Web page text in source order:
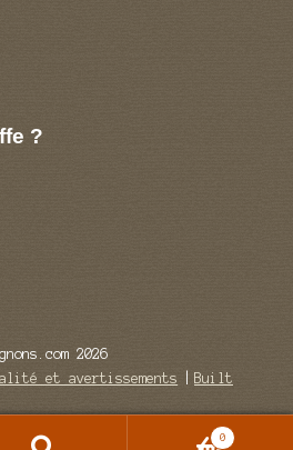
?
2026
et avertissements
Built
0